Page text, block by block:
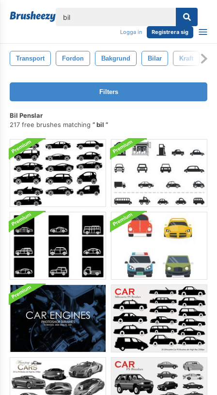
Logga in Registrera sig
Transport Fordon Bakgrund Bilar Kraft
Filters
Bil Penslar
217 free brushes matching
bil